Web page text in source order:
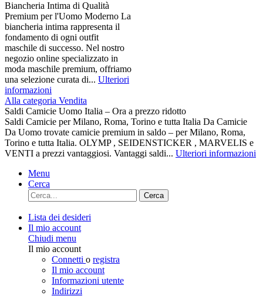
Biancheria Intima di Qualità
Premium per l'Uomo Moderno La
biancheria intima rappresenta il
fondamento di ogni outfit
maschile di successo. Nel nostro
negozio online specializzato in
moda maschile premium, offriamo
una selezione curata di... Ulteriori
informazioni
Alla categoria Vendita
Saldi Camicie Uomo Italia – Ora a prezzo ridotto
Saldi Camicie per Milano, Roma, Torino e tutta Italia Da Camicie
Da Uomo trovate camicie premium in saldo – per Milano, Roma,
Torino e tutta Italia. OLYMP , SEIDENSTICKER , MARVELIS e
VENTI a prezzi vantaggiosi. Vantaggi saldi... Ulteriori informazioni
Menu
Cerca
Cerca
Lista dei desideri
Il mio account
Chiudi menu
Il mio account
Connetti o registra
Il mio account
Informazioni utente
Indirizzi